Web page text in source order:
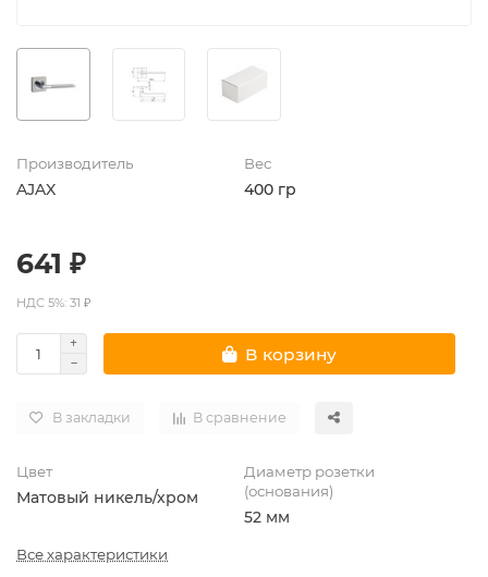
Производитель
AJAX
Вес
400 гр
641 ₽
НДС 5%: 31 ₽
В корзину
В закладки В сравнение
Цвет
Матовый никель/хром
Диаметр розетки
(основания)
52 мм
Все характеристики